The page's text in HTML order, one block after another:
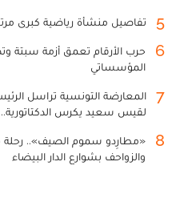
5 تفاصيل منشأة رياضية كبرى
6
حرب الأرقام تعمق أزمة سبتة
المؤسساتي
7
المعارضة التونسية تراسل
لقيس سعيد يكرس
8
«مطارِدو سموم الصيف».. رحلة
والزواحف بشوارع الدار البيضاء